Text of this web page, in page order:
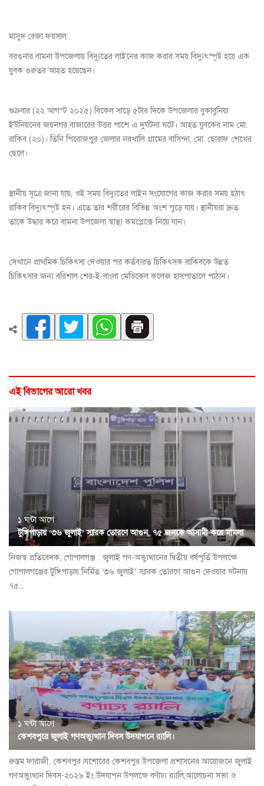
মাসুদ রেজা ফয়সাল:
বরগুনার বামনা উপজেলায় বিদ্যুতের লাইনের কাজ করার সময় বিদ্যুৎস্পৃষ্ট হয়ে এক
যুবক গুরুতর আহত হয়েছেন।
শুক্রবার (২২ আগস্ট ২০২৫) বিকেল সাড়ে ৫টার দিকে উপজেলার বুকাবুনিয়া
ইউনিয়নের জয়নগর বাজারের উত্তর পাশে এ দুর্ঘটনা ঘটে। আহত যুবকের নাম মো.
রাকিব (২০)। তিনি পিরোজপুর জেলার নরখালি গ্রামের বাসিন্দা, মো. ছোরাফ শেখের
ছেলে।
স্থানীয় সূত্রে জানা যায়, ওই সময় বিদ্যুতের লাইন সংযোগের কাজ করার সময় হঠাৎ
রাকিব বিদ্যুৎস্পৃষ্ট হন। এতে তার শরীরের বিভিন্ন অংশ পুড়ে যায়। স্থানীয়রা দ্রুত
তাকে উদ্ধার করে বামনা উপজেলা স্বাস্থ্য কমপ্লেক্সে নিয়ে যান।
সেখানে প্রাথমিক চিকিৎসা দেওয়ার পর কর্তব্যরত চিকিৎসক রাকিবকে উন্নত
চিকিৎসার জন্য বরিশাল শের-ই-বাংলা মেডিকেল কলেজ হাসপাতালে পাঠান।
এই বিভাগের আরো খবর
১ ঘন্টা আগে
টুঙ্গিপাড়ায় ‘৩৬ জুলাই’ স্মারক তোরণে আগুন, ৭৫ জনকে আসামী করে মামলা
নিজস্ব প্রতিবেদক, গোপালগঞ্জ : জুলাই গণ-অভ্যুত্থানের দ্বিতীয় বর্ষপূর্তি উপলক্ষে
গোপালগঞ্জের টুঙ্গিপাড়ায় নির্মিত ‘৩৬ জুলাই’ স্মারক তোরণে আগুন দেওয়ার ঘটনায়
৭৫...
১ ঘন্টা আগে
কেশবপুরে জুলাই গণঅভ্যুত্থান দিবস উদযাপনে র‍্যালি।
রুস্তম ফারাজী, কেশবপুর।যশোরের কেশবপুর উপজেলা প্রশাসনের আয়োজনে জুলাই
গণঅভ্যুত্থান দিবস-২০২৬ ইং উদযাপন উপলক্ষে বর্ণাঢ্য র‍্যালি,আলোচনা সভা ও